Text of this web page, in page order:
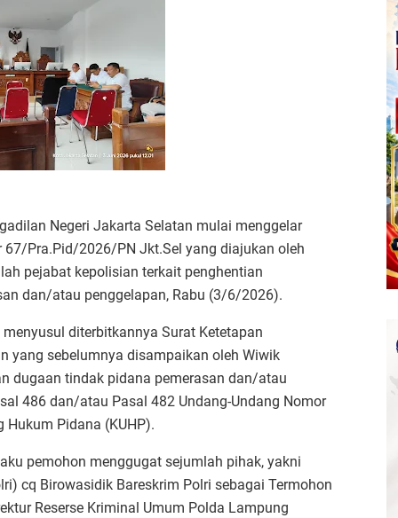
Negeri Jakarta Selatan mulai menggelar
Pra.Pid/2026/PN Jkt.Sel yang diajukan oleh
pejabat kepolisian terkait penghentian
dan/atau penggelapan, Rabu (3/6/2026).
diterbitkannya Surat Ketetapan
yang sebelumnya disampaikan oleh Wiwik
dugaan tindak pidana pemerasan dan/atau
486 dan/atau Pasal 482 Undang-Undang Nomor
Hukum Pidana (KUHP).
pemohon menggugat sejumlah pihak, yakni
cq Birowasidik Bareskrim Polri sebagai Termohon
Reserse Kriminal Umum Polda Lampung